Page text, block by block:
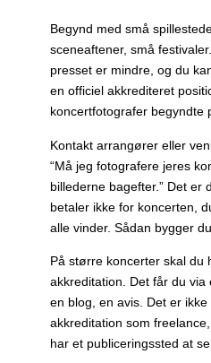
Begynd med små
sceneaftener, små
presset er mindre, og du
en officiel akkrediteret
koncertfotografer begyndte
Kontakt arrangører eller
“Må jeg fotografere jeres
billederne bagefter.” Det er
betaler ikke for koncerten,
alle vinder. Sådan bygger
På større koncerter skal du
akkreditation. Det får du via
en blog, en avis. Det er ikke
akkreditation som
har et publiceringssted at